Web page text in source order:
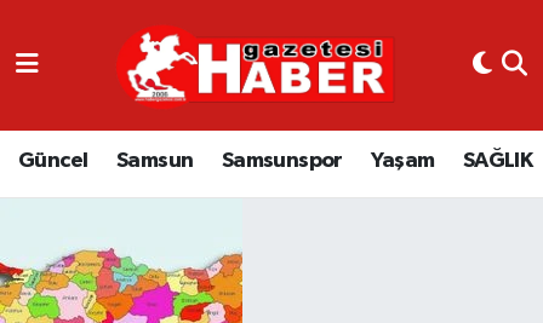
Güncel Samsun Samsunspor Yaşam SAĞLIK
GÜNCEL
SAMSUN
EKONOMİ